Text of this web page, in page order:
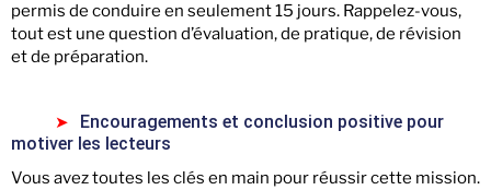
permis de conduire en seulement 15 jours. Rappelez-vous,
tout est une question d’évaluation, de pratique, de révision
et de préparation.
Encouragements et conclusion positive pour
motiver les lecteurs
Vous avez toutes les clés en main pour réussir cette mission.